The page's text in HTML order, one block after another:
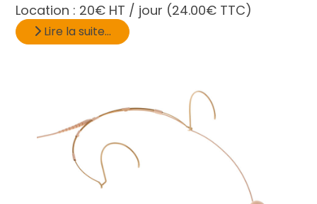
Location : 20€ HT / jour (24.00€ TTC)
Lire la suite...